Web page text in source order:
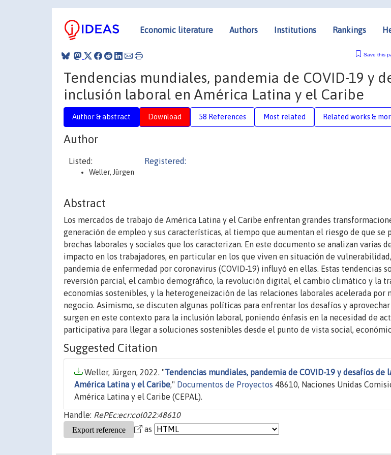
Economic literature Authors Institutions Rankings
Save this
Tendencias mundiales, pandemia de COVID-19 y
inclusión laboral en América Latina y el Caribe
Author & abstract Download 58 References Most related Related works &
Author
Listed:
Weller, Jürgen
Registered:
Abstract
Los mercados de trabajo de América Latina y el Caribe enfrentan grandes
generación de empleo y sus características, al tiempo que aumentan el riesgo de que se
brechas laborales y sociales que los caracterizan. En este documento se analizan varias
impacto en los trabajadores, en particular en los que viven en situación de
pandemia de enfermedad por coronavirus (COVID-19) influyó en ellas. Estas tendencias
reversión parcial, el cambio demográfico, la revolución digital, el cambio climático y la
economías sostenibles, y la heterogeneización de las relaciones laborales acelerada por
negocio. Asimismo, se discuten algunas políticas para enfrentar los desafíos y
surgen en este contexto para la inclusión laboral, poniendo énfasis en la necesidad de
participativa para llegar a soluciones sostenibles desde el punto de vista social,
Suggested Citation
Weller, Jürgen, 2022. "Tendencias mundiales, pandemia de COVID-19 y desafíos de
América Latina y el Caribe," Documentos de Proyectos 48610, Naciones Unidas
América Latina y el Caribe (CEPAL).
Handle: RePEc:ecr:col022:48610
as